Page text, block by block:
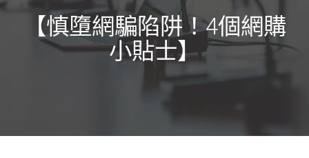
【慎墮網騙陷阱！4個網購
小貼士】